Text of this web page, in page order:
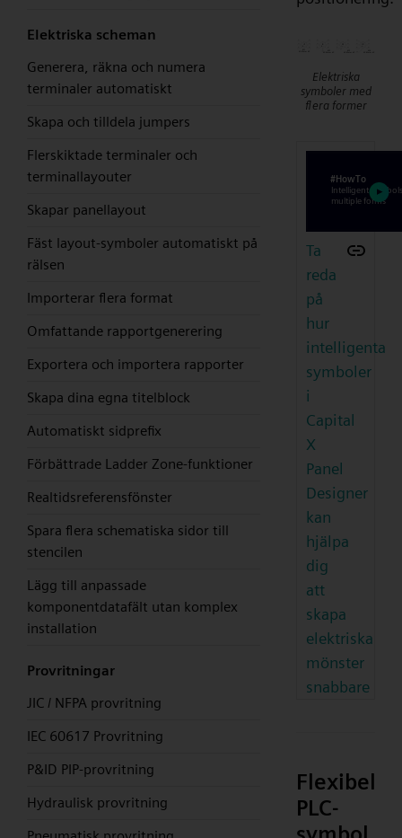
Elektriska scheman
Generera, räkna och numera
terminaler automatiskt
Skapa och tilldela jumpers
Flerskiktade terminaler och
terminallayouter
Skapar panellayout
Fäst layout-symboler automatiskt på
rälsen
Importerar flera format
Omfattande rapportgenerering
Exportera och importera rapporter
Skapa dina egna titelblock
Automatiskt sidprefix
Förbättrade Ladder Zone-funktioner
Realtidsreferensfönster
Spara flera schematiska sidor till
stencilen
Lägg till anpassade
komponentdatafält utan komplex
installation
Provritningar
JIC / NFPA provritning
IEC 60617 Provritning
P&ID PIP-provritning
Hydraulisk provritning
Elektriska
symboler med
flera former
Ta
reda
på
hur
intelligenta
symboler
i
Capital
X
Panel
Designer
kan
hjälpa
dig
att
skapa
elektriska
mönster
snabbare
Flexibel
PLC-